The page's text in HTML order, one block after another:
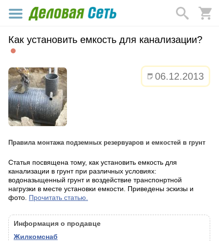
Как установить емкость для канализации?
06.12.2013
Правила монтажа подземных резервуаров и емкостей в грунт
Статья посвящена тому, как установить емкость для
канализации в грунт при различных условиях:
водоназыщенный грунт и воздействие транспонртной
нагрузки в месте установки емкости. Приведены эскизы и
фото. Прочитать статью.
Информация о продавце
Жилкомснаб